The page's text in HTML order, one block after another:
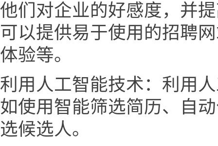
他们对企业的好感度，并
可以提供易于使用的招聘
体验等。
利用人工智能技术：利用
如使用智能筛选简历、自
选候选人。